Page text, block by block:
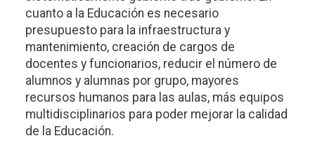
cuanto a la Educación es necesario
presupuesto para la infraestructura y
mantenimiento, creación de cargos de
docentes y funcionarios, reducir el número de
alumnos y alumnas por grupo, mayores
recursos humanos para las aulas, más equipos
multidisciplinarios para poder mejorar la calidad
de la Educación.